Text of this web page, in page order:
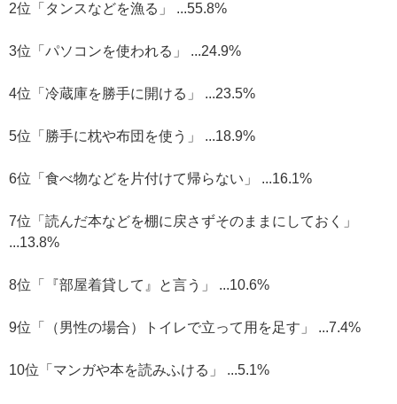
2位「タンスなどを漁る」 ...55.8%
3位「パソコンを使われる」 ...24.9%
4位「冷蔵庫を勝手に開ける」 ...23.5%
5位「勝手に枕や布団を使う」 ...18.9%
6位「食べ物などを片付けて帰らない」 ...16.1%
7位「読んだ本などを棚に戻さずそのままにしておく」
...13.8%
8位「『部屋着貸して』と言う」 ...10.6%
9位「（男性の場合）トイレで立って用を足す」 ...7.4%
10位「マンガや本を読みふける」 ...5.1%